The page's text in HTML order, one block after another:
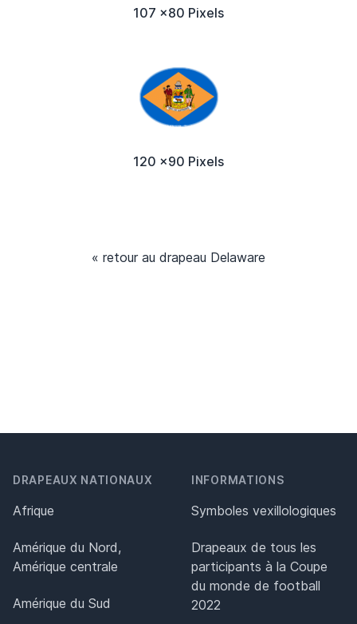
107 x80 Pixels
120 x90 Pixels
« retour au drapeau Delaware
DRAPEAUX NATIONAUX
Afrique
Amérique du Nord,
Amérique centrale
Amérique du Sud
INFORMATIONS
Symboles vexillologiques
Drapeaux de tous les
participants à la Coupe
du monde de football
2022